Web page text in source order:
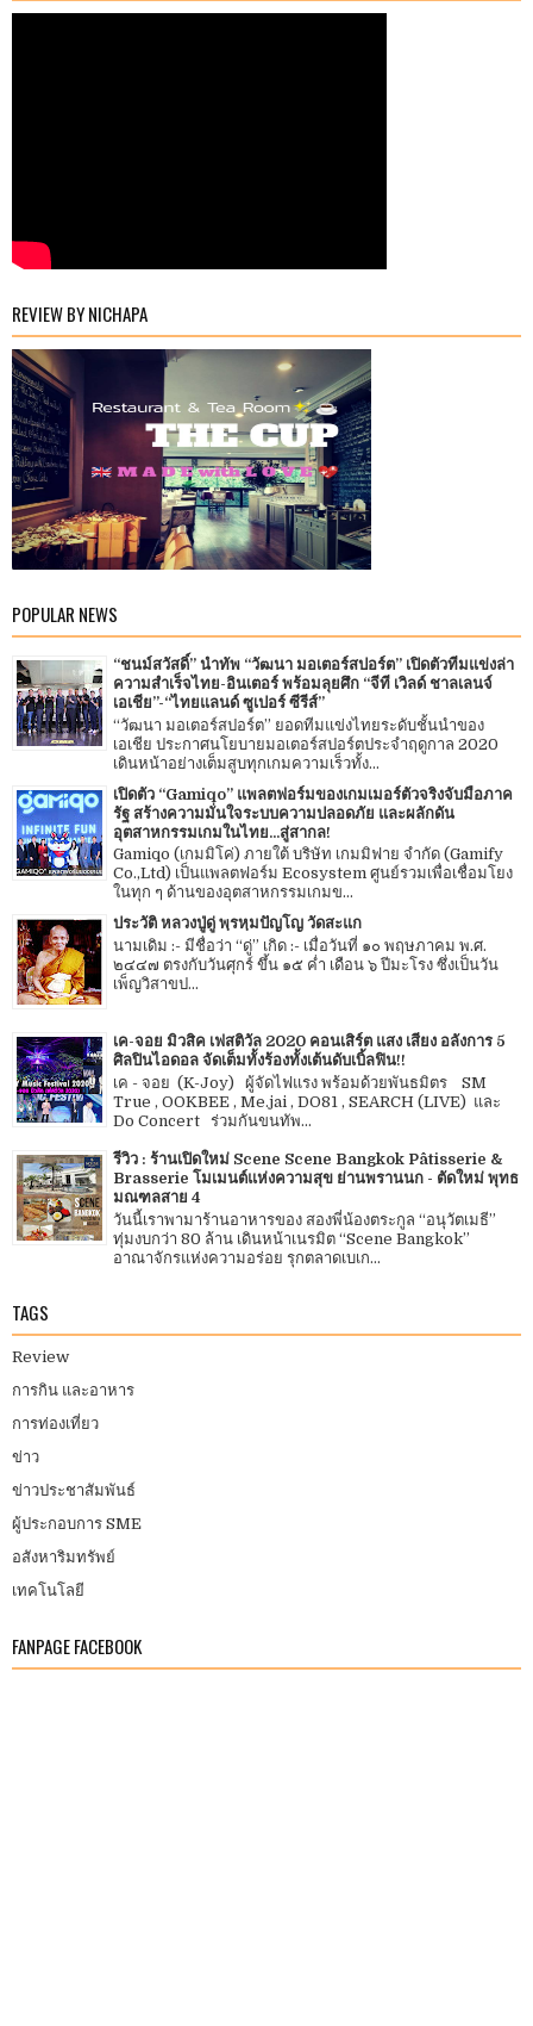
REVIEW BY NICHAPA
POPULAR NEWS
“ชนม์สวัสดิ์” นำทัพ “วัฒนา มอเตอร์สปอร์ต” เปิดตัวทีมแข่งล่า
ความสำเร็จไทย-อินเตอร์ พร้อมลุยศึก “จีที เวิลด์ ชาลเลนจ์
เอเชีย”-“ไทยแลนด์ ซูเปอร์ ซีรีส์”
“วัฒนา มอเตอร์สปอร์ต” ยอดทีมแข่งไทยระดับชั้นนำของ
เอเชีย ประกาศนโยบายมอเตอร์สปอร์ตประจำฤดูกาล 2020
เดินหน้าอย่างเต็มสูบทุกเกมความเร็วทั้ง...
เปิดตัว “Gamiqo” แพลตฟอร์มของเกมเมอร์ตัวจริงจับมือภาค
รัฐ สร้างความมั่นใจระบบความปลอดภัย และผลักดัน
อุตสาหกรรมเกมในไทย...สู่สากล!
Gamiqo (เกมมิโค่) ภายใต้ บริษัท เกมมิฟาย จำกัด (Gamify
Co.,Ltd) เป็นแพลตฟอร์ม Ecosystem ศูนย์รวมเพื่อเชื่อมโยง
ในทุก ๆ ด้านของอุตสาหกรรมเกมข...
ประวัติ หลวงปู่ดู่ พฺรหฺมปัญโญ วัดสะแก
นามเดิม :- มีชื่อว่า “ดู่” เกิด :- เมื่อวันที่ ๑๐ พฤษภาคม พ.ศ.
๒๔๔๗ ตรงกับวันศุกร์ ขึ้น ๑๕ ค่ำ เดือน ๖ ปีมะโรง ซึ่งเป็นวัน
เพ็ญวิสาขป...
เค-จอย มิวสิค เฟสติวัล 2020 คอนเสิร์ต แสง เสียง อลังการ 5
ศิลปินไอดอล จัดเต็มทั้งร้องทั้งเต้นดับเบิ้ลฟิน!!
เค - จอย (K-Joy) ผู้จัดไฟแรง พร้อมด้วยพันธมิตร SM
True , OOKBEE , Me.jai , DO81 , SEARCH (LIVE) และ
Do Concert ร่วมกันขนทัพ...
รีวิว : ร้านเปิดใหม่ Scene Scene Bangkok Pâtisserie &
Brasserie โมเมนต์แห่งความสุข ย่านพรานนก - ตัดใหม่ พุทธ
มณฑลสาย 4
วันนี้เราพามาร้านอาหารของ สองพี่น้องตระกูล “อนุวัตเมธี”
ทุ่มงบกว่า 80 ล้าน เดินหน้าเนรมิต “Scene Bangkok”
อาณาจักรแห่งความอร่อย รุกตลาดเบเก...
TAGS
Review
การกิน และอาหาร
การท่องเที่ยว
ข่าว
ข่าวประชาสัมพันธ์
ผู้ประกอบการ SME
อสังหาริมทรัพย์
เทคโนโลยี
FANPAGE FACEBOOK